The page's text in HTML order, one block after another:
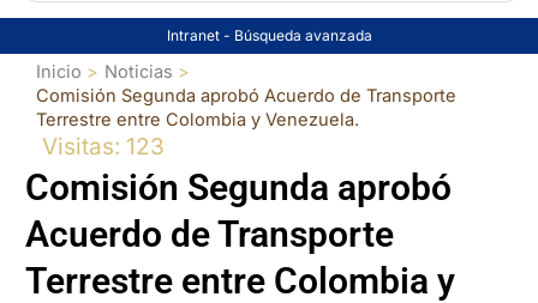
Intranet - Búsqueda avanzada
Inicio
Noticias
Comisión Segunda aprobó Acuerdo de Transporte
Terrestre entre Colombia y Venezuela.
Visitas: 123
Comisión Segunda aprobó
Acuerdo de Transporte
Terrestre entre Colombia y